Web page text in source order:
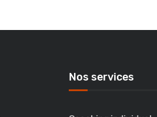
Nos services